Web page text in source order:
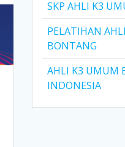
SKP AHLI K3
PELATIHAN
BONTANG
AHLI K3 UMUM
INDONESIA